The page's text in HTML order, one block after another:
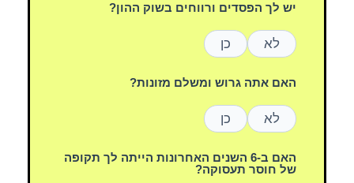
יש לך הפסדים ורווחים בשוק ההון?
לא כן
האם אתה גרוש ומשלם מזונות?
לא כן
האם ב-6 השנים האחרונות הייתה לך תקופה
של חוסר תעסוקה?